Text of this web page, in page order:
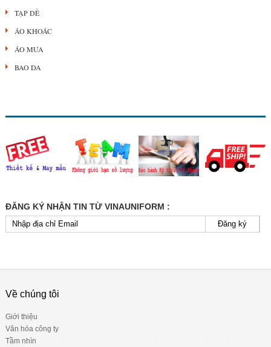
TẠP DỀ
ÁO KHOÁC
ÁO MƯA
BAO DA
ĐĂNG KÝ NHẬN TIN TỪ VINAUNIFORM :
Đăng ký
Về chúng tôi
Giới thiệu
Văn hóa công ty
Tầm nhìn